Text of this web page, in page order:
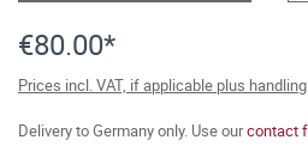
€80.00*
Prices incl. VAT, if applicable plus
Delivery to Germany only. Use ourcontact